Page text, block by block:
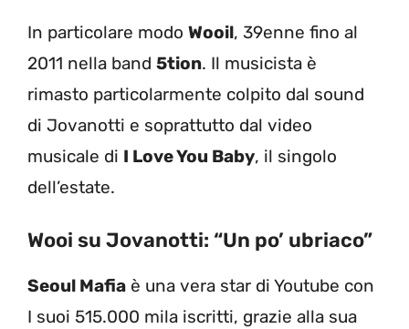
In particolare modo Wooil, 39enne fino al
2011 nella band 5tion. Il musicista è
rimasto particolarmente colpito dal sound
di Jovanotti e soprattutto dal video
musicale di I Love You Baby, il singolo
dell’estate.
Wooi su Jovanotti: “Un po’ ubriaco”
Seoul Mafia è una vera star di Youtube con
I suoi 515.000 mila iscritti, grazie alla sua